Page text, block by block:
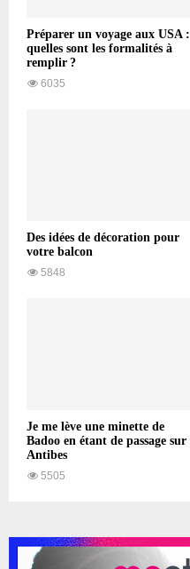
Préparer un voyage aux USA :
quelles sont les formalités à
remplir ?
6035
Des idées de décoration pour
votre balcon
5848
Je me lève une minette de
Badoo en étant de passage sur
Antibes
5505